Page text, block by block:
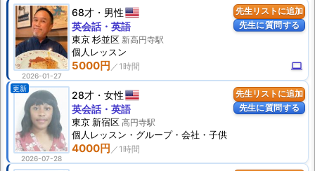
先生リストに追加
先生に質問する
2026-01-27
68才 男性
5000円 computer
英会話・英語
東京 杉並区 新高円寺駅
個人 レッスン
先生リストに追加
先生に質問する
更新
2026-07-28
28才 女性
4000円
英会話・英語
東京 新宿区 高円寺駅
個人 レッスン ・グループ・会社・子供